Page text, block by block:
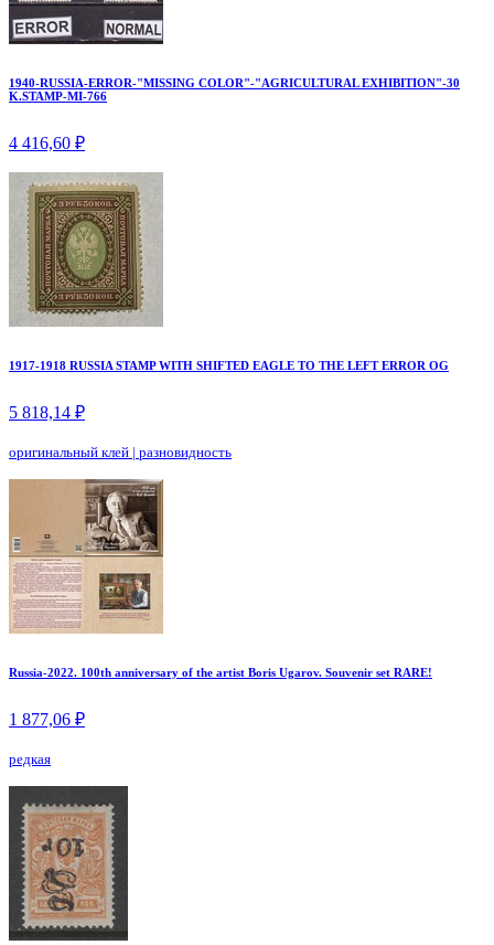
1940-RUSSIA-ERROR-"MISSING COLOR"-"AGRICULTURAL EXHIBITION"-30
K.STAMP-MI-766
4 416,60 ₽
1917-1918 RUSSIA STAMP WITH SHIFTED EAGLE TO THE LEFT ERROR OG
5 818,14 ₽
оригинальный клей | разновидность
Russia-2022. 100th anniversary of the artist Boris Ugarov. Souvenir set RARE!
1 877,06 ₽
редкая